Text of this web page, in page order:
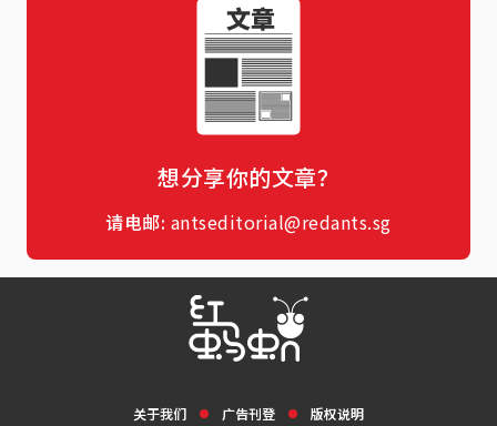
想分享你的文章？
请电邮: antseditorial@redants.sg
关于我们 广告刊登 版权说明